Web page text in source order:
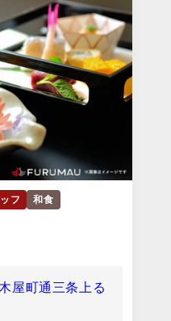
フ 和食
屋町通三条上る